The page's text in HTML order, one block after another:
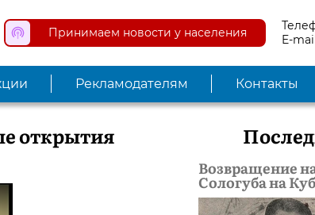
Принимаем новости у населения
E-
Рекламодателям Контакты
открытия
Возвращение
Сологуба на